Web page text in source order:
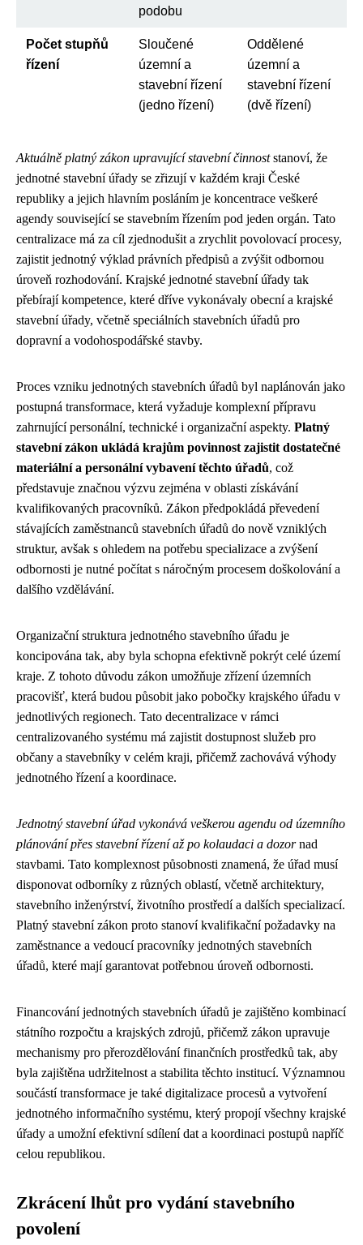
podobu
Počet stupňů
řízení
Sloučené
územní a
stavební řízení
(jedno řízení)
Oddělené
územní a
stavební řízení
(dvě řízení)
Aktuálně platný zákon upravující stavební činnoststanoví, že
jednotné stavební úřady se zřizují v každém kraji České
republiky a jejich hlavním posláním je koncentrace veškeré
agendy související se stavebním řízením pod jeden orgán. Tato
centralizace má za cíl zjednodušit a zrychlit povolovací procesy,
zajistit jednotný výklad právních předpisů a zvýšit odbornou
úroveň rozhodování. Krajské jednotné stavební úřady tak
přebírají kompetence, které dříve vykonávaly obecní a krajské
stavební úřady, včetně speciálních stavebních úřadů pro
dopravní a vodohospodářské stavby.
Proces vzniku jednotných stavebních úřadů byl naplánován jako
postupná transformace, která vyžaduje komplexní přípravu
zahrnující personální, technické i organizační aspekty. Platný
stavební zákon ukládá krajům povinnost zajistit dostatečné
materiální a personální vybavení těchto úřadů, což
představuje značnou výzvu zejména v oblasti získávání
kvalifikovaných pracovníků. Zákon předpokládá převedení
stávajících zaměstnanců stavebních úřadů do nově vzniklých
struktur, avšak s ohledem na potřebu specializace a zvýšení
odbornosti je nutné počítat s náročným procesem doškolování a
dalšího vzdělávání.
Organizační struktura jednotného stavebního úřadu je
koncipována tak, aby byla schopna efektivně pokrýt celé území
kraje. Z tohoto důvodu zákon umožňuje zřízení územních
pracovišť, která budou působit jako pobočky krajského úřadu v
jednotlivých regionech. Tato decentralizace v rámci
centralizovaného systému má zajistit dostupnost služeb pro
občany a stavebníky v celém kraji, přičemž zachovává výhody
jednotného řízení a koordinace.
Jednotný stavební úřad vykonává veškerou agendu od územního
plánování přes stavební řízení až po kolaudaci a dozornad
stavbami. Tato komplexnost působnosti znamená, že úřad musí
disponovat odborníky z různých oblastí, včetně architektury,
stavebního inženýrství, životního prostředí a dalších specializací.
Platný stavební zákon proto stanoví kvalifikační požadavky na
zaměstnance a vedoucí pracovníky jednotných stavebních
úřadů, které mají garantovat potřebnou úroveň odbornosti.
Financování jednotných stavebních úřadů je zajištěno kombinací
státního rozpočtu a krajských zdrojů, přičemž zákon upravuje
mechanismy pro přerozdělování finančních prostředků tak, aby
byla zajištěna udržitelnost a stabilita těchto institucí. Významnou
součástí transformace je také digitalizace procesů a vytvoření
jednotného informačního systému, který propojí všechny krajské
úřady a umožní efektivní sdílení dat a koordinaci postupů napříč
celou republikou.
Zkrácení lhůt pro vydání stavebního
povolení